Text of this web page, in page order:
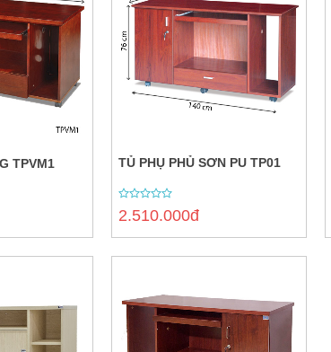
TPVM1 TỦ PHỤ PHỦ SƠN PU TP01
0
out
2.510.000đ